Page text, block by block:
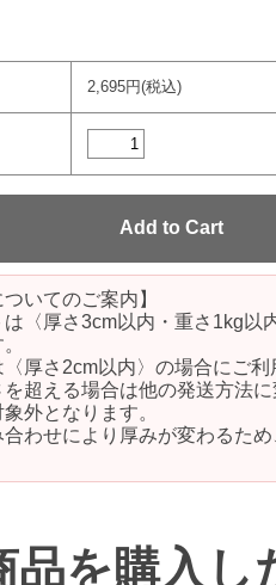
2,695円(税込)
ついてのご案内】
〈厚さ3cm以内・重さ1kg以
厚さ2cm以内〉の場合にご
超える場合は他の発送方法
外となります。
わせにより厚みが変わるた
品を購入し